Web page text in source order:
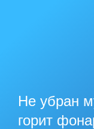
Не убран
горит